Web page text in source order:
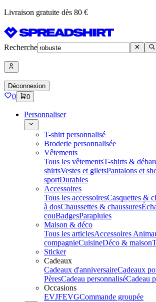
Livraison gratuite dès 80 €
Recherche
Déconnexion
0 0
Personnaliser
T-shirt personnalisé
Broderie personnalisée
Vêtements
Tous les vêtementsT-shirts &
shirtsVestes et giletsPantalons et
sportDurables
Accessoires
Tous les accessoiresCasquettes &
à dosChaussettes & chaussures
couBadgesParapluies
Maison & déco
Tous les articlesAccessoires
compagnieCuisineDéco & maison
Sticker
Cadeaux
Cadeaux d'anniversaireCadeaux
PèresCadeau personnaliséCadeau
Occasions
EVJFEVGCommande groupée